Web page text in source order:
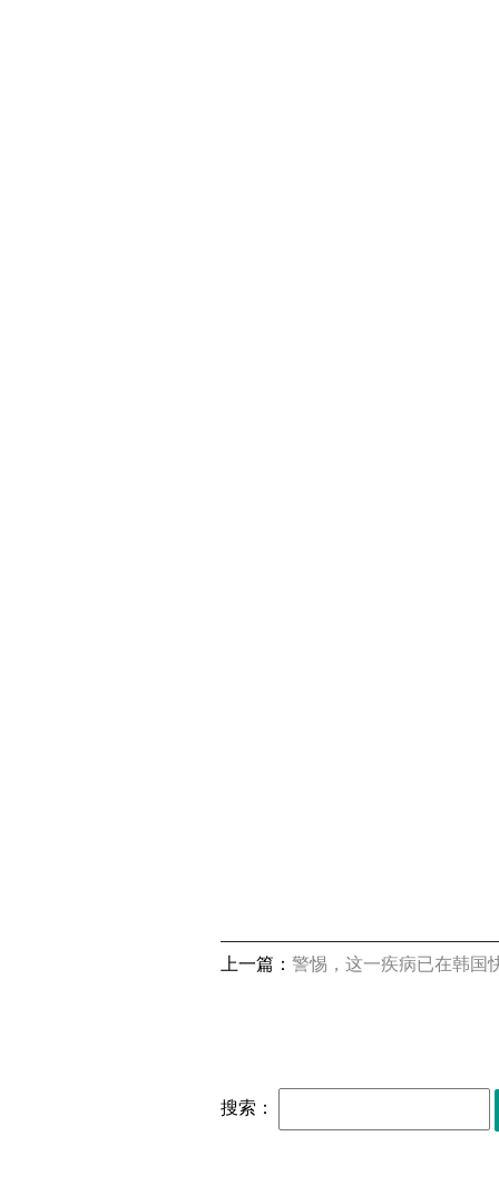
上一篇： 警惕，这一疾病已在韩国
搜索：